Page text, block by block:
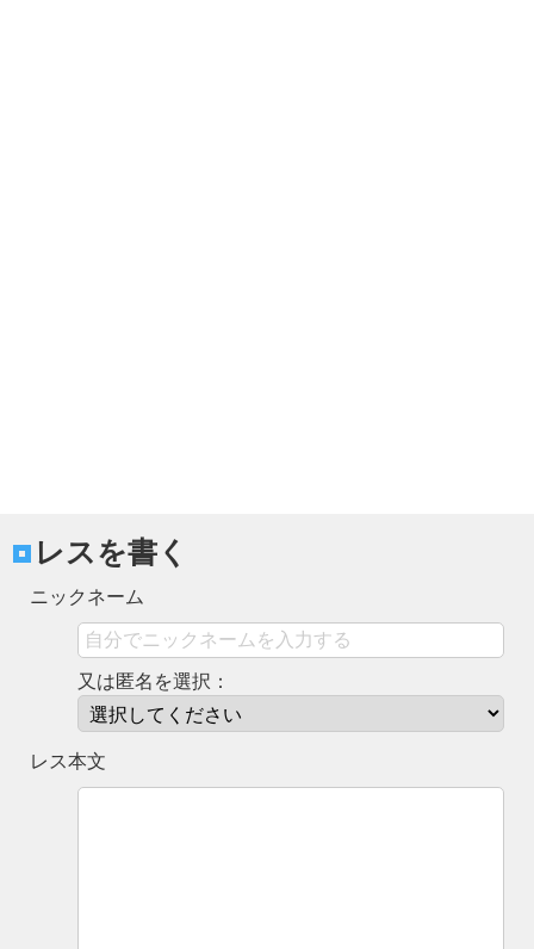
レスを書く
ニックネーム
又は匿名を選択：
レス本文